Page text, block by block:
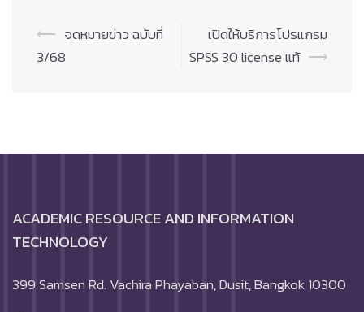
Post
navigation
⟵ จดหมายข่าว ฉบับที่
3/68
เปิดให้บริการโปรแกรม
SPSS 30 license แท้ ⟶
ACADEMIC RESOURCE AND INFORMATION
TECHNOLOGY
399 Samsen Rd. Vachira Phayaban, Dusit, Bangkok 10300